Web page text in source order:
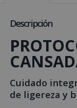
Descripción
Cuidado
de ligereza y